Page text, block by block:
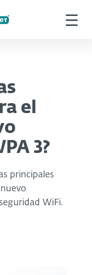
el
3?
principales
WiFi.